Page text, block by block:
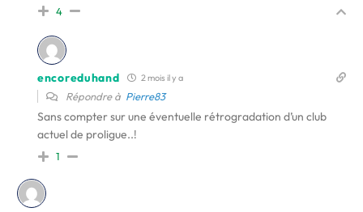
4
encoreduhand 2 mois il y a
Répondre à Pierre83
Sans compter sur une éventuelle rétrogradation d’un club
actuel de proligue..!
1